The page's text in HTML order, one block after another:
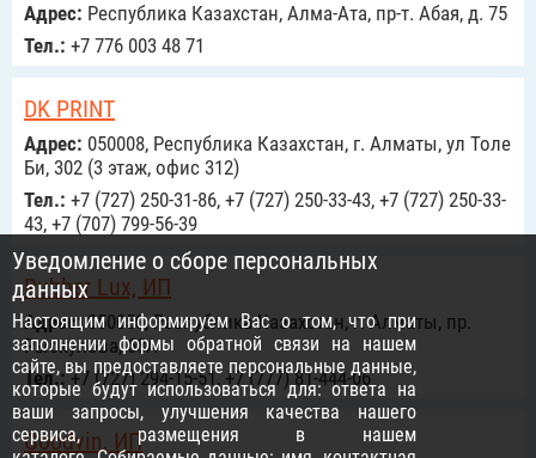
Адрес: Республика Казахстан, Алма-Ата, пр-т. Абая, д. 75
Тел.: +7 776 003 48 71
DK PRINT
Адрес: 050008, Республика Казахстан, г. Алматы, ул Толе
Би, 302 (3 этаж, офис 312)
Тел.: +7 (727) 250-31-86, +7 (727) 250-33-43, +7 (727) 250-33-
43, +7 (707) 799-56-39
Rubber Lux, ИП
Адрес:050050, Республика Казахстан, г. Алматы, пр.
Рыскулова, 68А
Тел.:+7 (727) 294-15-51, +7 (777) 81-444-06
Goodvin, ИП
Уведомление о сборе персональных
данных
Настоящим информируем Вас о том, что при
заполнении формы обратной связи на нашем
сайте, вы предоставляете персональные данные,
которые будут использоваться для: ответа на
ваши запросы, улучшения качества нашего
сервиса, размещения в нашем